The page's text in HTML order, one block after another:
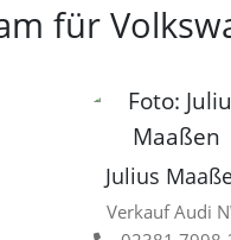
für
Julius
Verkauf Audi